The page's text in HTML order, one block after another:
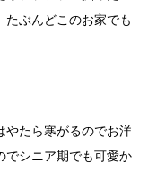
たぶんどこのお家でも
やたら寒がるのでお洋
でシニア期でも可愛か